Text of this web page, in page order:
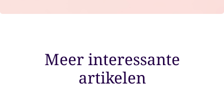
Meer interessante
artikelen